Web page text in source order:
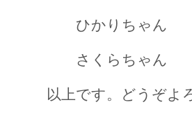
ひかりちゃん
さくらちゃん
以上です。どうぞよ